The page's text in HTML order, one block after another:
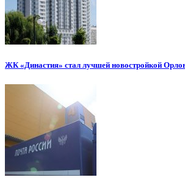
ЖК «Династия» стал лучшей новостройкой